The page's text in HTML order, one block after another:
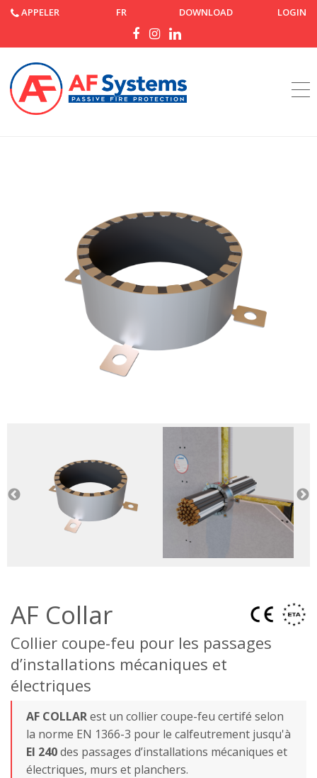
APPELER FR DOWNLOAD LOGIN
Accueil
AF Collar
Collier coupe-feu pour les passages
d’installations mécaniques et
électriques
AF COLLARest un collier coupe-feu certifé selon
la norme EN 1366-3 pour le calfeutrement jusqu'à
EI 240des passages d’installations mécaniques et
électriques, murs et planchers.